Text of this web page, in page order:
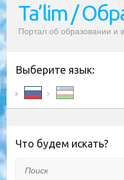
Ta’lim /
Портал об образовании и
Выберите язык:
Что будем искать?